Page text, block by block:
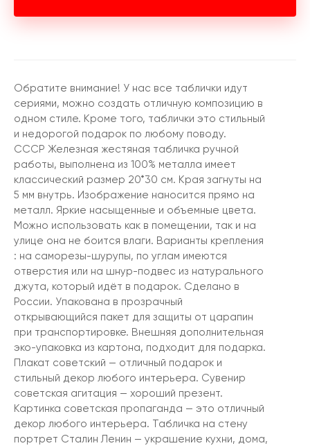
Обратите внимание! У нас все таблички идут
сериями, можно создать отличную композицию в
одном стиле. Кроме того, таблички это стильный
и недорогой подарок по любому поводу.
СССР Железная жестяная табличка ручной
работы, выполнена из 100% металла имеет
классический размер 20*30 см. Края загнуты на
5 мм внутрь. Изображение наносится прямо на
металл. Яркие насыщенные и объемные цвета.
Можно использовать как в помещении, так и на
улице она не боится влаги. Варианты крепления
: на саморезы-шурупы, по углам имеются
отверстия или на шнур-подвес из натурального
джута, который идёт в подарок. Сделано в
России. Упакована в прозрачный
открывающийся пакет для защиты от царапин
при транспортировке. Внешняя дополнительная
эко-упаковка из картона, подходит для подарка.
Плакат советский — отличный подарок и
стильный декор любого интерьера. Сувенир
советская агитация — хороший презент.
Картинка советская пропаганда — это отличный
декор любого интерьера. Табличка на стену
портрет Сталин Ленин — украшение кухни, дома,